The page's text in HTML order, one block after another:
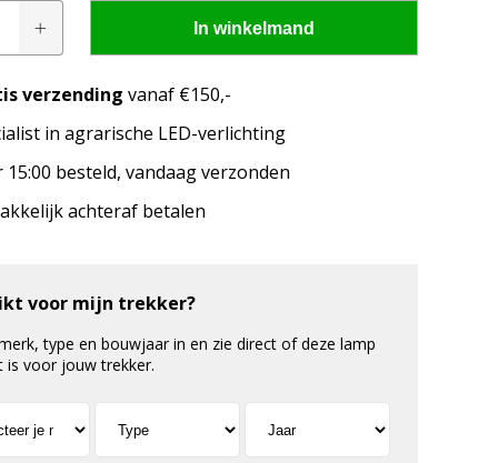
passen op mijn
model en het bouwjaar van jouw trekker en
lampen de LED configurator jou aanbeveelt!
In winkelmand
verzending vanaf €150,-
in agrarische LED-verlichting
15:00 besteld, vandaag verzonden
achteraf betalen
voor mijn trekker?
type en bouwjaar in en zie direct of deze lamp
is voor jouw trekker.